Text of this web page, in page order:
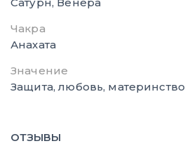
Чакра
Анахата
Значение
Защита, любовь, материнство
ОТЗЫВЫ